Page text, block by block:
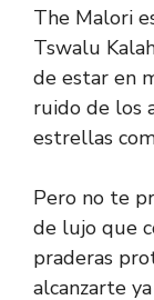
The Malori
Tswalu
de estar en
ruido de los
estrellas
Pero no te
de lujo que
praderas
alcanzarte